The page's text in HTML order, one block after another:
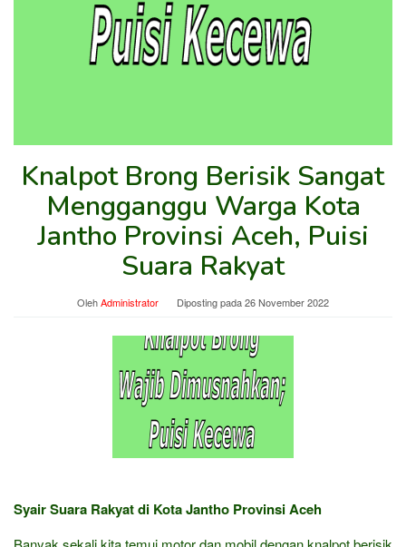
Knalpot Brong Berisik Sangat
Mengganggu Warga Kota
Jantho Provinsi Aceh, Puisi
Suara Rakyat
OlehAdministrator Diposting pada26 November 2022
Syair Suara Rakyat di Kota Jantho Provinsi Aceh